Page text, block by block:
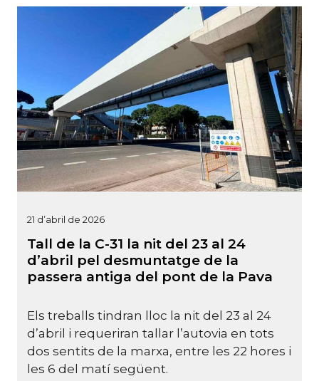
21 d’abril de 2026
Tall de la C-31 la nit del 23 al 24
d’abril pel desmuntatge de la
passera antiga del pont de la Pava
Els treballs tindran lloc la nit del 23 al 24
d’abril i requeriran tallar l’autovia en tots
dos sentits de la marxa, entre les 22 hores i
les 6 del matí següent.